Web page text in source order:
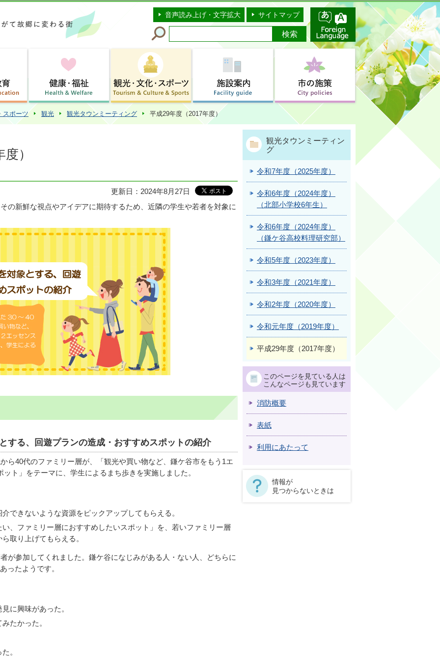
このページの本文へ移動
音声読み上げ・文字拡大 サイトマップ
スポーツ 観光 観光タウンミーティング 平成29年度（2017年度）
）
更新日：2024年8月27日
の新鮮な視点やアイデアに期待するため、近隣の学生や若者を対象に
する、回遊プランの造成・おすすめスポットの紹介
ら40代のファミリー層が、「観光や買い物など、鎌ケ谷市をもう1エ
ト」をテーマに、学生によるまち歩きを実施しました。
できないような資源をピックアップしてもらえる。
、ファミリー層におすすめしたいスポット」を、若いファミリー層
取り上げてもらえる。
が参加してくれました。鎌ケ谷になじみがある人・ない人、どちらに
ったようです。
に興味があった。
たかった。
。
観光タウンミーティン
グ
令和7年度（2025年度）
令和6年度（2024年度）
（北部小学校6年生）
令和6年度（2024年度）
（鎌ケ谷高校料理研究部）
令和5年度（2023年度）
令和3年度（2021年度）
令和2年度（2020年度）
令和元年度（2019年度）
平成29年度（2017年度）
このページを見ている人は
こんなページも見ています
消防概要
表紙
利用にあたって
情報が
見つからないときは